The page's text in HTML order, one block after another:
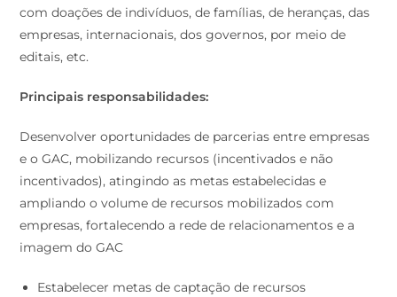
com doações de indivíduos, de famílias, de heranças, das
empresas, internacionais, dos governos, por meio de
editais, etc.
Principais responsabilidades:
Desenvolver oportunidades de parcerias entre empresas
e o GAC, mobilizando recursos (incentivados e não
incentivados), atingindo as metas estabelecidas e
ampliando o volume de recursos mobilizados com
empresas, fortalecendo a rede de relacionamentos e a
imagem do GAC
Estabelecer metas de captação de recursos